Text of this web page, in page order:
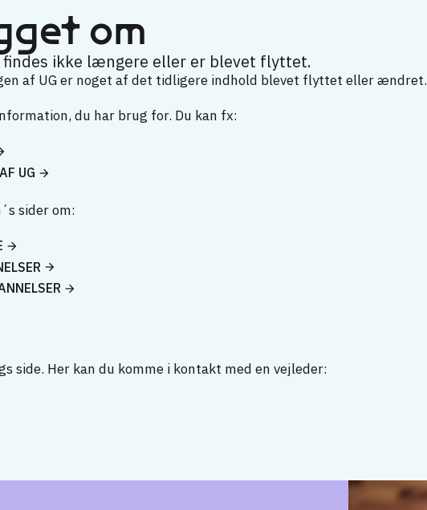
om
findes ikke længere eller er blevet flyttet.
af UG er noget af det tidligere indhold blevet flyttet eller ændret.
du har brug for. Du kan fx:
UG
sider om:
side. Her kan du komme i kontakt med en vejleder: